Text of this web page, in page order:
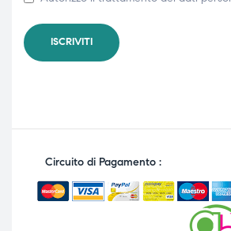
Circuito di Pagamento :